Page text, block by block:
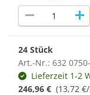
remove add
24 Stück
Art.-Nr.: 632
Lieferzeit 1-2
246,96 € (13,72